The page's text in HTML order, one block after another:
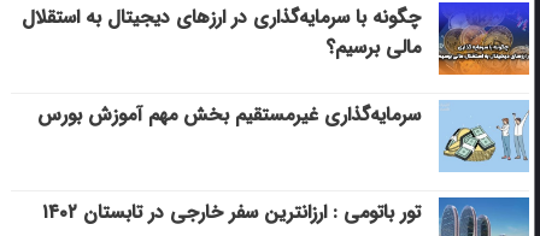
چگونه با سرمایه‌گذاری در ارزهای دیجیتال به استقلال
مالی برسیم؟
سرمایه‌گذاری غیرمستقیم بخش مهم آموزش بورس
تور باتومی : ارزانترین سفر خارجی در تابستان ۱۴۰۲